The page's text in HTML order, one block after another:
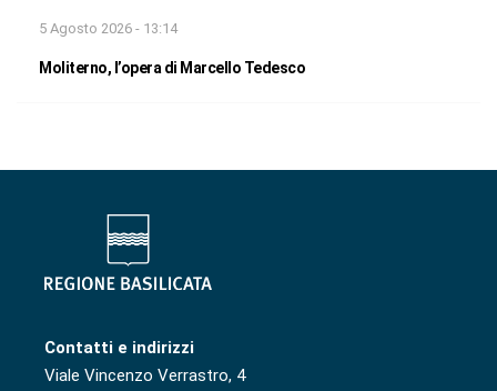
5 Agosto 2026 - 13:14
Moliterno, l’opera di Marcello Tedesco
Contatti e indirizzi
Viale Vincenzo Verrastro, 4